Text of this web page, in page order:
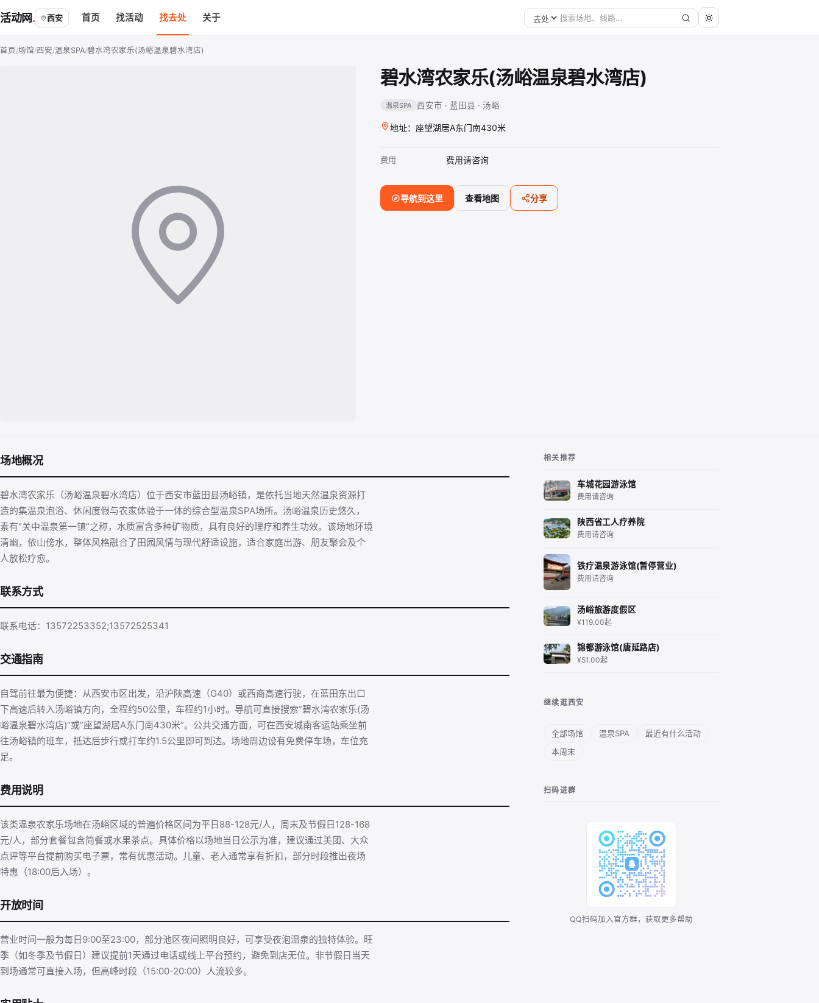
活动网 西安 首页 找活动 找去处 关于
首页/场馆/西安/温泉SPA/碧水湾农家乐(汤峪温泉碧水湾店)
碧水湾农家乐(汤峪温泉碧水湾店)
温泉SPA 西安市 · 蓝田县 · 汤峪
地址：座望湖居A东门南430米
费用 费用请咨询
导航到这里 查看地图 分享
场地概况
碧水湾农家乐（汤峪温泉碧水湾店）位于西安市蓝田县汤峪镇，是依托当地天然温泉资源打
造的集温泉泡浴、休闲度假与农家体验于一体的综合型温泉SPA场所。汤峪温泉历史悠久，
素有“关中温泉第一镇”之称，水质富含多种矿物质，具有良好的理疗和养生功效。该场地环境
清幽，依山傍水，整体风格融合了田园风情与现代舒适设施，适合家庭出游、朋友聚会及个
人放松疗愈。
联系方式
联系电话：13572253352;13572525341
交通指南
自驾前往最为便捷：从西安市区出发，沿沪陕高速（G40）或西商高速行驶，在蓝田东出口
下高速后转入汤峪镇方向，全程约50公里，车程约1小时。导航可直接搜索“碧水湾农家乐(汤
峪温泉碧水湾店)”或“座望湖居A东门南430米”。公共交通方面，可在西安城南客运站乘坐前
往汤峪镇的班车，抵达后步行或打车约1.5公里即可到达。场地周边设有免费停车场，车位充
足。
费用说明
该类温泉农家乐场地在汤峪区域的普遍价格区间为平日88-128元/人，周末及节假日128-168
元/人，部分套餐包含简餐或水果茶点。具体价格以场地当日公示为准，建议通过美团、大众
点评等平台提前购买电子票，常有优惠活动。儿童、老人通常享有折扣，部分时段推出夜场
特惠（18:00后入场）。
开放时间
营业时间一般为每日9:00至23:00，部分池区夜间照明良好，可享受夜泡温泉的独特体验。旺
季（如冬季及节假日）建议提前1天通过电话或线上平台预约，避免到店无位。非节假日当天
到场通常可直接入场，但高峰时段（15:00-20:00）人流较多。
相关推荐
车城花园游泳馆
费用请咨询
陕西省工人疗养院
费用请咨询
铁疗温泉游泳馆(暂停营业)
费用请咨询
汤峪旅游度假区
¥119.00起
锦都游泳馆(唐延路店)
¥51.00起
继续逛西安
全部场馆 温泉SPA
最近有什么活动
本周末
扫码进群
QQ扫码加入官方群，获取更多帮助